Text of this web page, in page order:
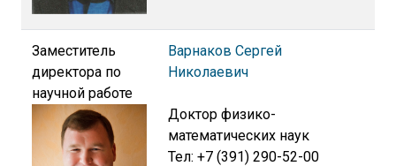
Заместитель
директора по
научной работе
Варнаков Сергей
Николаевич
Доктор физико-
математических наук
Тел: +7 (391) 290-52-00